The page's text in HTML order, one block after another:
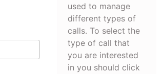
used to manage
different types of
calls. To select the
type of call that
you are interested
in you should click